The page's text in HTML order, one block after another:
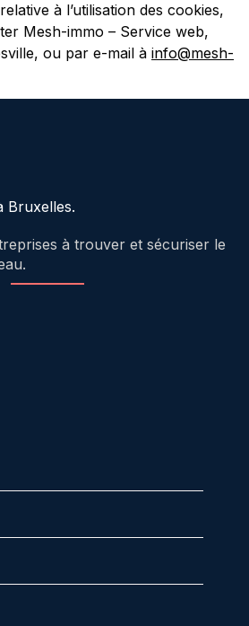
à l’utilisation des cookies,
Mesh-immo – Service web,
ou par e-mail à info@mesh-
Bruxelles.
à trouver et sécuriser le